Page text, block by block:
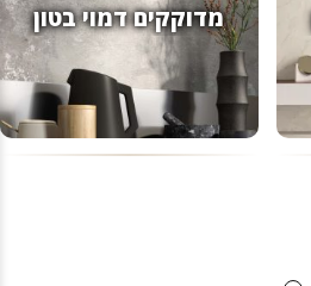
מדוקקים דמוי בטון